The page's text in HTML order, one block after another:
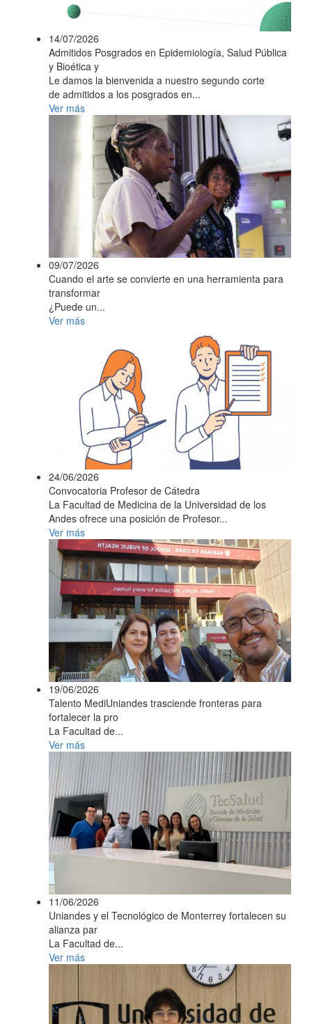
14/07/2026
Admitidos Posgrados en Epidemiología, Salud Pública
y Bioética y
Le damos la bienvenida a nuestro segundo corte
de admitidos a los posgrados en...
Ver más
09/07/2026
Cuando el arte se convierte en una herramienta para
transformar
¿Puede un...
Ver más
24/06/2026
Convocatoria Profesor de Cátedra
La Facultad de Medicina de la Universidad de los
Andes ofrece una posición de Profesor...
Ver más
19/06/2026
Talento MediUniandes trasciende fronteras para
fortalecer la pro
La Facultad de...
Ver más
11/06/2026
Uniandes y el Tecnológico de Monterrey fortalecen su
alianza par
La Facultad de...
Ver más